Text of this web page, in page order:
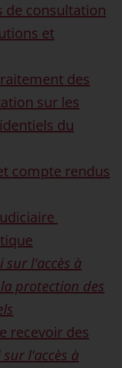
de consultation
et
des
sur les
du
compte rendus
sur l'accès à
protection des
recevoir des
sur l'accès à